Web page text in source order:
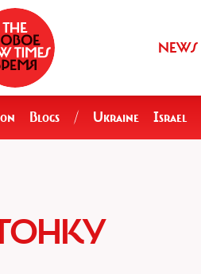
NEWS
Blogs / Ukraine Israel